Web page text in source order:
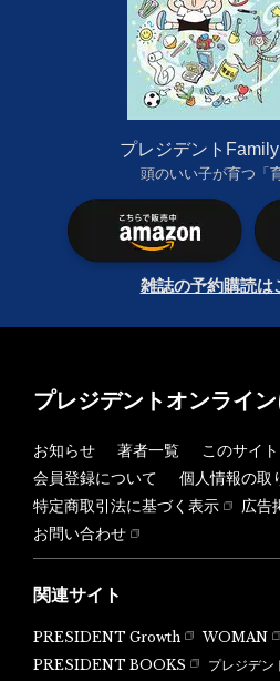
プレジデント
頭のいい子が育つ「
雑誌の予約購読は
プレジデントオンライ
お知らせ 著者一覧
このサイ
会員登録について
個人情報の取
特定商取引法に基づく表示
広告
お問い合わせ
関連サイト
PRESIDENT Growth WOMAN
PRESIDENT BOOKS
プレジデ